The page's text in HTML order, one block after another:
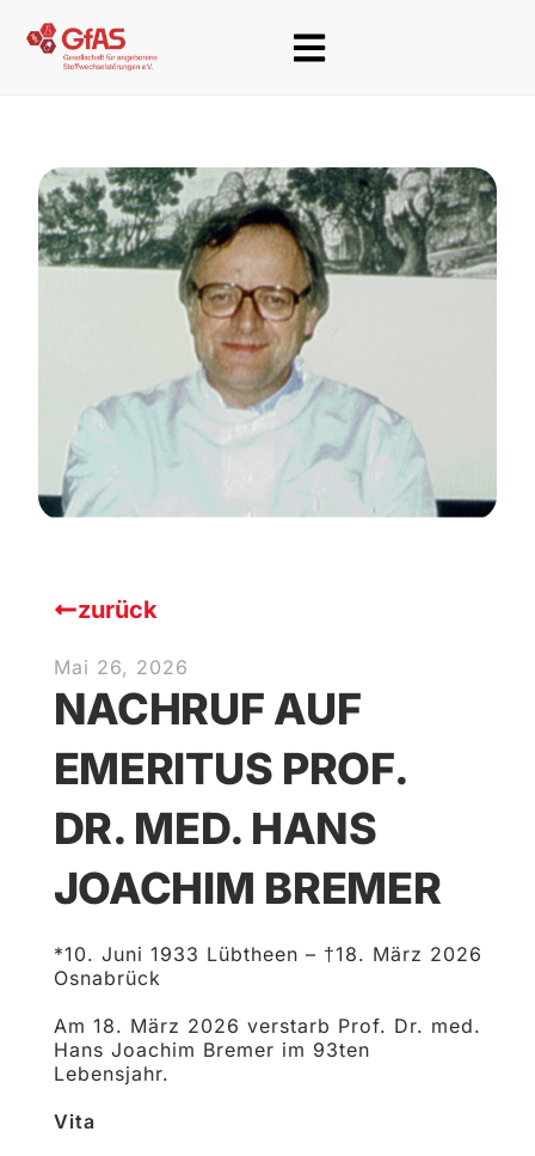
zurück
Mai 26, 2026
NACHRUF AUF
EMERITUS PROF.
DR. MED. HANS
JOACHIM BREMER
*10. Juni 1933 Lübtheen – †18. März 2026
Osnabrück
Am 18. März 2026 verstarb Prof. Dr. med.
Hans Joachim Bremer im 93ten
Lebensjahr.
Vita